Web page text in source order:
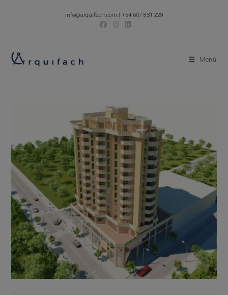
info@arquifach.com | +34 607 831 229
Menú